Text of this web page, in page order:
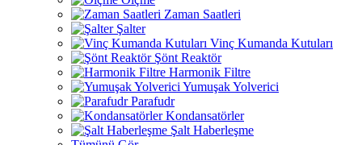
Zaman Saatleri
Şalter
Vinç Kumanda Kutuları
Şönt Reaktör
Harmonik Filtre
Yumuşak Yolverici
Parafudr
Kondansatörler
Şalt Haberleşme